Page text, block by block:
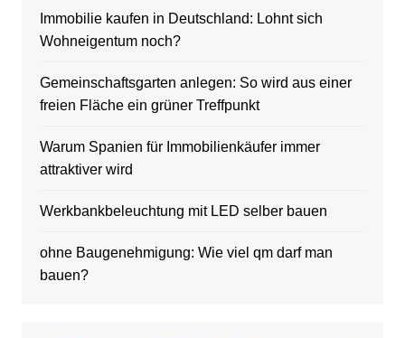
Immobilie kaufen in Deutschland: Lohnt sich
Wohneigentum noch?
Gemeinschaftsgarten anlegen: So wird aus einer
freien Fläche ein grüner Treffpunkt
Warum Spanien für Immobilienkäufer immer
attraktiver wird
Werkbankbeleuchtung mit LED selber bauen
ohne Baugenehmigung: Wie viel qm darf man
bauen?